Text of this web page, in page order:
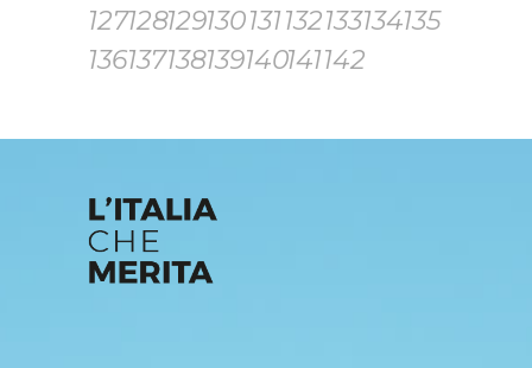
127128129130131132133134135
136137138139140141142